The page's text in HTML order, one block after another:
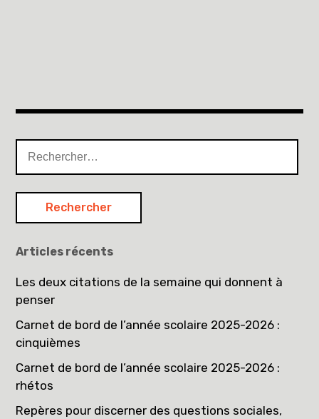
Articles récents
Les deux citations de la semaine qui donnent à
penser
Carnet de bord de l’année scolaire 2025-2026 :
cinquièmes
Carnet de bord de l’année scolaire 2025-2026 :
rhétos
Repères pour discerner des questions sociales,